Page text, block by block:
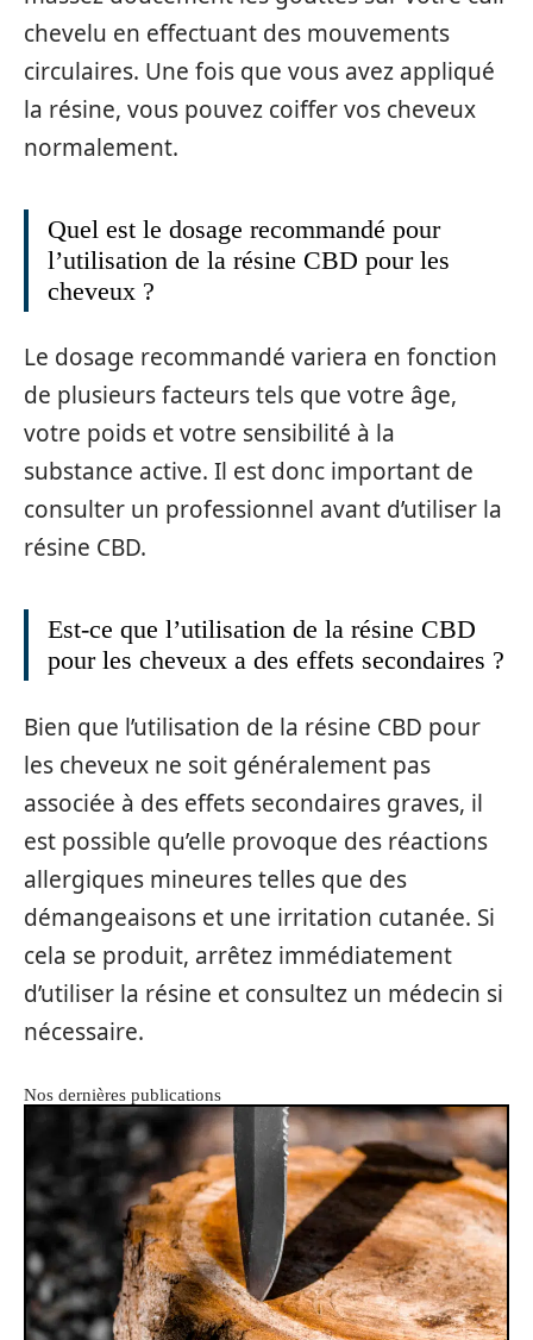
chevelu en effectuant des mouvements
circulaires. Une fois que vous avez appliqué
la résine, vous pouvez coiffer vos cheveux
normalement.
Quel est le dosage recommandé pour
l’utilisation de la résine CBD pour les
cheveux ?
Le dosage recommandé variera en fonction
de plusieurs facteurs tels que votre âge,
votre poids et votre sensibilité à la
substance active. Il est donc important de
consulter un professionnel avant d’utiliser la
résine CBD.
Est-ce que l’utilisation de la résine CBD
pour les cheveux a des effets secondaires ?
Bien que l’utilisation de la résine CBD pour
les cheveux ne soit généralement pas
associée à des effets secondaires graves, il
est possible qu’elle provoque des réactions
allergiques mineures telles que des
démangeaisons et une irritation cutanée. Si
cela se produit, arrêtez immédiatement
d’utiliser la résine et consultez un médecin si
nécessaire.
Nos dernières publications